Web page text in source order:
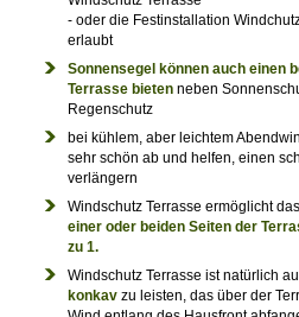
- oder die Festinstallation
erlaubt
Sonnensegel können auch einen
Terrasse bieten neben
Regenschutz
bei kühlem, aber leichtem
sehr schön ab und helfen, einen
verlängern
Windschutz Terrasse ermöglicht das
einer oder beiden Seiten der
zu 1.
Windschutz Terrasse ist natürlich
konkav zu leisten, das über der